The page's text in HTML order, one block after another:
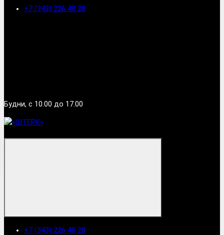
+7 (343) 226 48 28
Будни, с 10.00 до 17.00
+7 (343) 226 48 28